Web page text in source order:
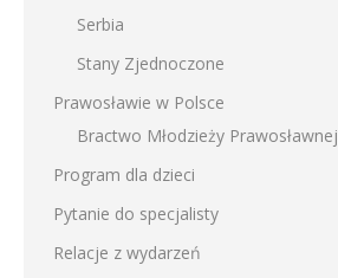
Serbia
Stany Zjednoczone
Prawosławie w Polsce
Bractwo Młodzieży Prawosławnej
Program dla dzieci
Pytanie do specjalisty
Relacje z wydarzeń